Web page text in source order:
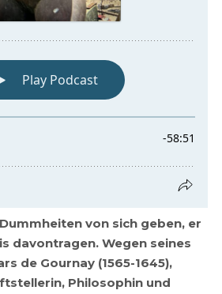
von sich geben, er
davontragen. Wegen seines
de Gournay (1565-1645),
Philosophin und